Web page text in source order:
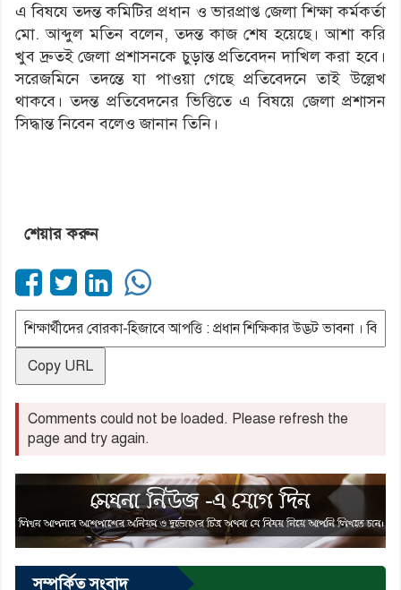
এ বিষযে তদন্ত কমিটির প্রধান ও ভারপ্রাপ্ত জেলা শিক্ষা কর্মকর্তা
মো. আব্দুল মতিন বলেন, তদন্ত কাজ শেষ হয়েছে। আশা করি
খুব দ্রুতই জেলা প্রশাসনকে চুড়ান্ত প্রতিবেদন দাখিল করা হবে।
সরেজমিনে তদন্তে যা পাওয়া গেছে প্রতিবেদনে তাই উল্লেখ
থাকবে। তদন্ত প্রতিবেদনের ভিত্তিতে এ বিষয়ে জেলা প্রশাসন
সিদ্ধান্ত নিবেন বলেও জানান তিনি।
শেয়ার করুন
Copy URL
Comments could not be loaded. Please refresh the
page and try again.
সম্পর্কিত সংবাদ